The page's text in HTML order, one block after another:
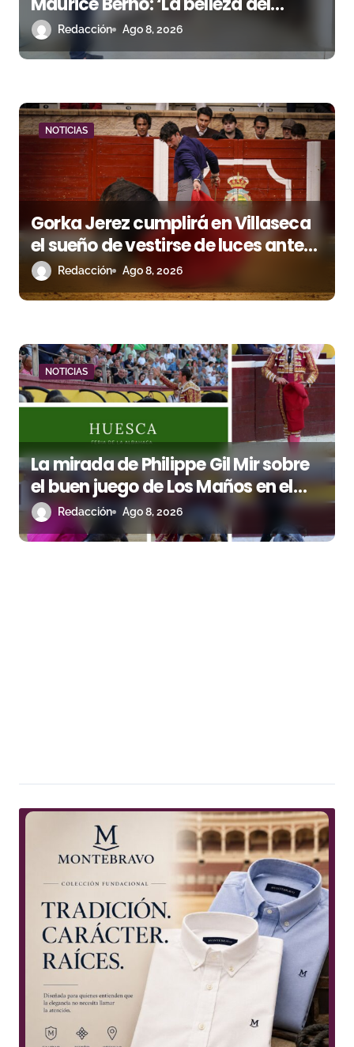
r
d
a
s
misterio’ llega a La Malagueta
Redacción Ago 8, 2026
NOTICIAS
Gorka Jerez cumplirá en Villaseca
el sueño de vestirse de luces ante
los suyos
Redacción Ago 8, 2026
NOTICIAS
La mirada de Philippe Gil Mir sobre
el buen juego de Los Maños en el
arranque de Huesca
Redacción Ago 8, 2026